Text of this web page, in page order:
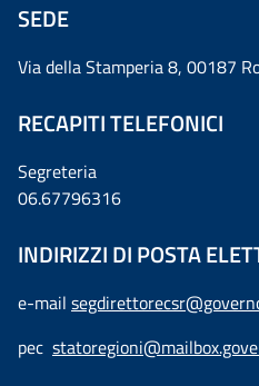
SEDE
Via della Stamperia 8, 00187
RECAPITI TELEFONICI
Segreteria
06.67796316
INDIRIZZI DI POSTA
e-mail
pec